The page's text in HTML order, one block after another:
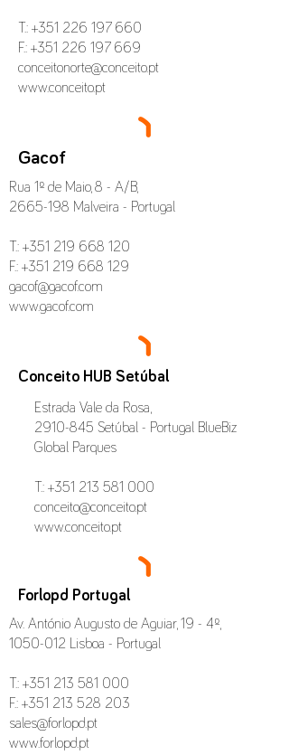
T.: +351 226 197 660
F.: +351 226 197 669
conceitonorte@conceito.pt
www.conceito.pt
Gacof
Rua 1º de Maio, 8 - A/B,
2665-198 Malveira - Portugal
T.: +351 219 668 120
F.: +351 219 668 129
gacof@gacof.com
www.gacof.com
Conceito HUB Setúbal
Estrada Vale da Rosa,
2910-845 Setúbal - Portugal BlueBiz
Global Parques
T.: +351 213 581 000
conceito@conceito.pt
www.conceito.pt
Forlopd Portugal
Av. António Augusto de Aguiar, 19 - 4º,
1050-012 Lisboa - Portugal
T.: +351 213 581 000
F.: +351 213 528 203
sales@forlopd.pt
www.forlopd.pt